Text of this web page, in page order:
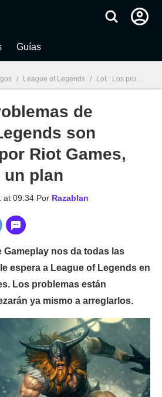
Guías
/ League of Legends / LoL: Los problemas de League of Legends son conocidos por Riot Games, pero tienen un plan
de
son
Riot Games,
un plan
at 09:34 Por Razablan
Gameplay nos da todas las
espera a League of Legends en
Los problemas están
ya mismo a arreglarlos.